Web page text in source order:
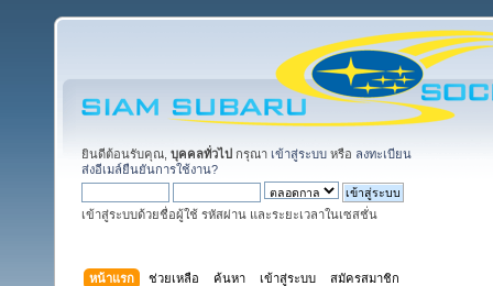
ยินดีต้อนรับคุณ, บุคคลทั่วไป กรุณา เข้าสู่ระบบ หรือ ลงทะเบียน
ส่งอีเมล์ยืนยันการใช้งาน?
เข้าสู่ระบบด้วยชื่อผู้ใช้ รหัสผ่าน และระยะเวลาในเซสชั่น
หน้าแรก ช่วยเหลือ ค้นหา เข้าสู่ระบบ สมัครสมาชิก